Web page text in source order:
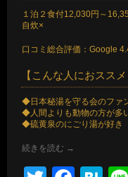
１泊２食付12,030円～
自炊×
口コミ総合評価：Google
【こんな人におススメ
◆日本秘湯を守る会のファ
◆人間よりも動物の方が多
◆硫黄泉のにごり湯が好き
続きを読む →